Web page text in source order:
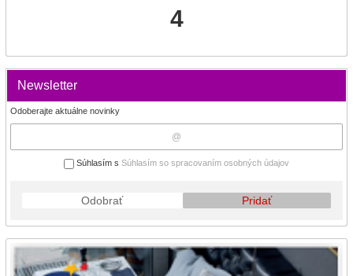
4
Newsletter
Odoberajte aktuálne novinky
Súhlasím s Súhlasím so spracovaním osobných údajov
Odobrať Pridať